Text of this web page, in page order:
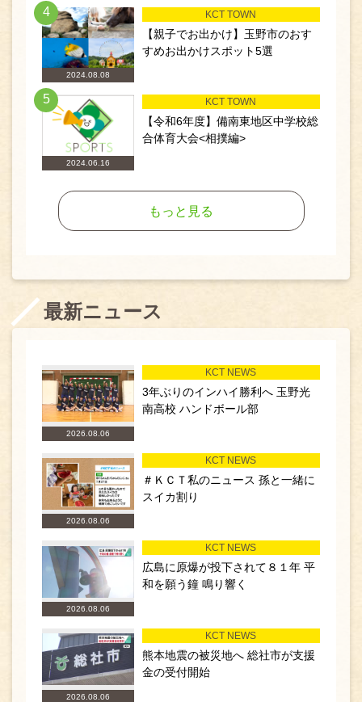
4
2024.08.08
KCT TOWN
【親子でお出かけ】玉野市のおす
すめお出かけスポット5選
5
2024.06.16
KCT TOWN
【令和6年度】備南東地区中学校総
合体育大会<相撲編>
もっと見る
最新ニュース
2026.08.06
KCT NEWS
3年ぶりのインハイ勝利へ 玉野光
南高校 ハンドボール部
2026.08.06
KCT NEWS
＃ＫＣＴ私のニュース 孫と一緒に
スイカ割り
2026.08.06
KCT NEWS
広島に原爆が投下されて８１年 平
和を願う鐘 鳴り響く
2026.08.06
KCT NEWS
熊本地震の被災地へ 総社市が支援
金の受付開始